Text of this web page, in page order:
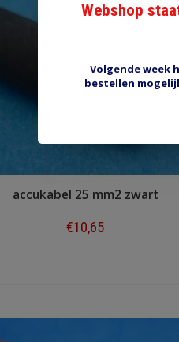
accukabel 25 mm2 zwart
€10,65
Webshop
Volgende week
bestellen